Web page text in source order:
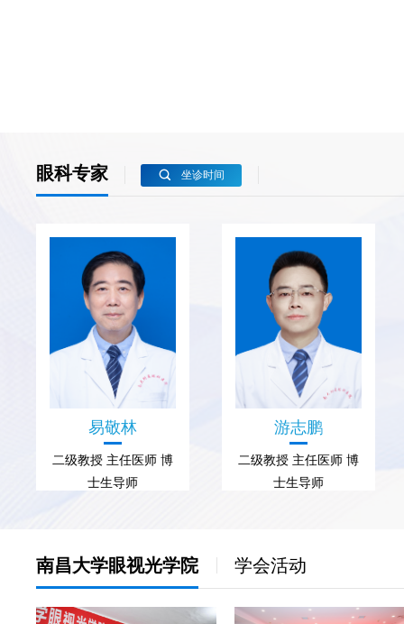
眼科专家  坐诊时间
易敬林
二级教授 主任医师 博
士生导师
游志鹏
二级教授 主任医师 博
士生导师
南昌大学眼视光学院 学会活动